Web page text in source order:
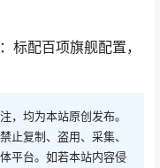
标配百项旗舰配置，
，均为本站原创发布。
止复制、盗用、采集、
平台。如若本站内容侵